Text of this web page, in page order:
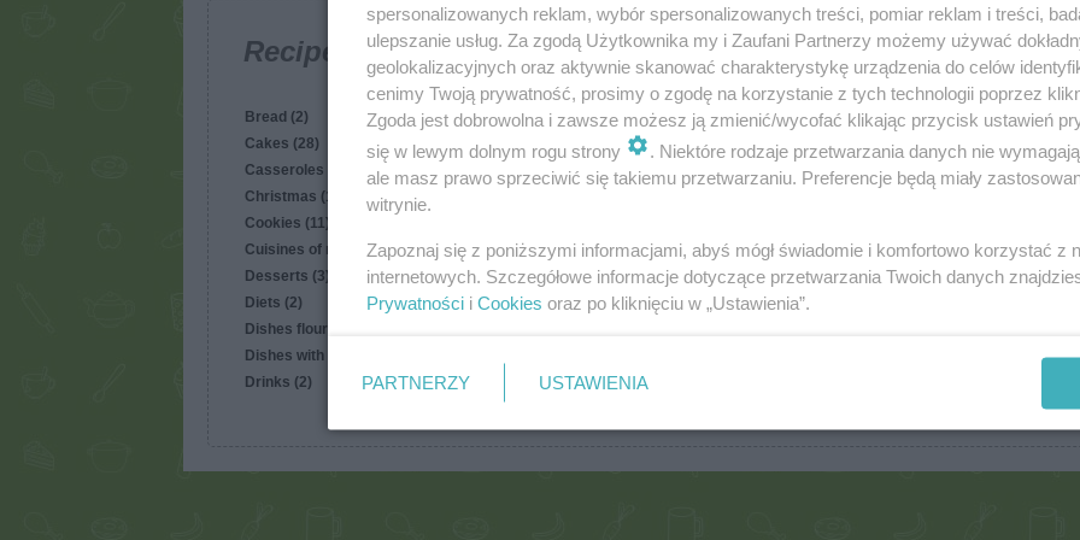
Recipes
Bread (2)
Cakes (28)
Casseroles (7)
Christmas (17)
Cookies (11)
Cuisines of nations (34)
Desserts (3)
Diets (2)
Dishes flour (8)
Dishes with mushrooms (3)
Drinks (2)
Easter (11)
Eggs in the lead role (0)
Homemade sweets (1)
Meat (16)
Meatless (24)
Recipes for the lazy (6)
Rice
spersonalizowanych reklam, wybór spersonalizowanych treści, pomiar reklam i treści,
ulepszanie usług. Za zgodą Użytkownika my i Zaufani Partnerzy możemy używać
geolokalizacyjnych oraz aktywnie skanować charakterystykę urządzenia do celów
cenimy Twoją prywatność, prosimy o zgodę na korzystanie z tych technologii poprzez
Zgoda jest dobrowolna i zawsze możesz ją zmienić/wycofać klikając przycisk ustawień
się w lewym dolnym rogu strony
. Niektóre rodzaje przetwarzania danych nie
ale masz prawo sprzeciwić się takiemu przetwarzaniu. Preferencje będą miały
witrynie.
Zapoznaj się z poniższymi informacjami, abyś mógł świadomie i komfortowo korzystać z
internetowych. Szczegółowe informacje dotyczące przetwarzania Twoich danych
Prywatności i Cookies oraz po kliknięciu w „Ustawienia”.
PARTNERZY USTAWIENIA